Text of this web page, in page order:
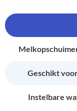
Geschikt
Instelbare